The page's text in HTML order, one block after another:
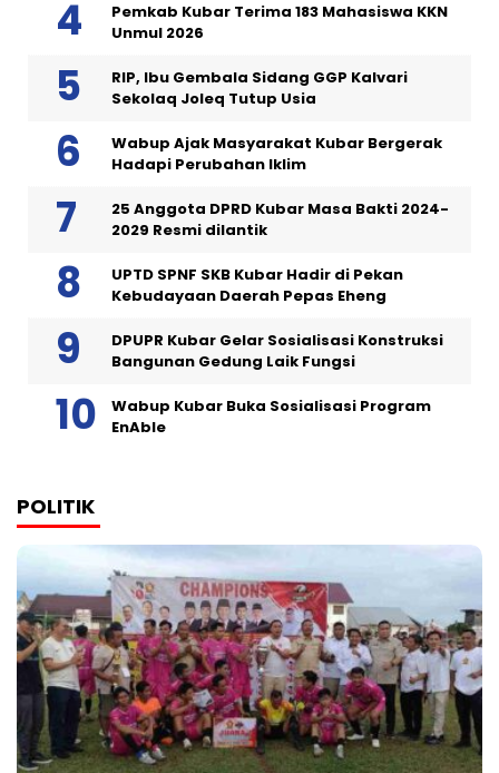
Pemkab Kubar Terima 183 Mahasiswa KKN
Unmul 2026
RIP, Ibu Gembala Sidang GGP Kalvari
Sekolaq Joleq Tutup Usia
Wabup Ajak Masyarakat Kubar Bergerak
Hadapi Perubahan Iklim
25 Anggota DPRD Kubar Masa Bakti 2024-
2029 Resmi dilantik
UPTD SPNF SKB Kubar Hadir di Pekan
Kebudayaan Daerah Pepas Eheng
DPUPR Kubar Gelar Sosialisasi Konstruksi
Bangunan Gedung Laik Fungsi
Wabup Kubar Buka Sosialisasi Program
EnAble
POLITIK